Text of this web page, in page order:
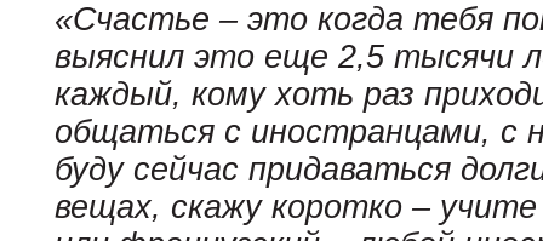
«Счастье – это когда тебя
выяснил это еще 2,5 тысячи
каждый, кому хоть раз
общаться с иностранцами, с
буду сейчас придаваться
вещах, скажу коротко –